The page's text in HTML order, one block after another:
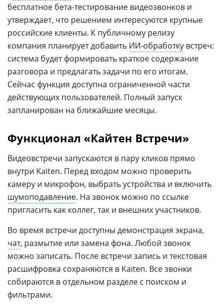
бесплатное бета-тестирование видеозвонков и
утверждает, что решением интересуются крупные
российские клиенты. К публичному релизу
компания планирует добавить ИИ-обработку встреч:
система будет формировать краткое содержание
разговора и предлагать задачи по его итогам.
Сейчас функция доступна ограниченной части
действующих пользователей. Полный запуск
запланирован на ближайшие месяцы.
Функционал «Кайтен Встречи»
Видеовстречи запускаются в пару кликов прямо
внутри Kaiten. Перед входом можно проверить
камеру и микрофон, выбрать устройства и включить
шумоподавление. На звонок можно по ссылке
пригласить как коллег, так и внешних участников.
Во время встречи доступны демонстрация экрана,
чат, размытие или замена фона. Любой звонок
можно записать. После встречи запись и текстовая
расшифровка сохраняются в Kaiten. Все звонки
собираются в отдельном разделе с поиском и
фильтрами.